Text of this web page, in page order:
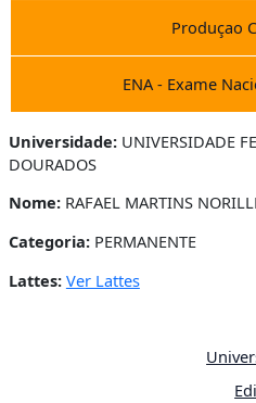
Produçao
ENA - Exame
Universidade:UNIVERSIDADE
DOURADOS
Nome:RAFAEL MARTINS
Categoria:PERMANENTE
Lattes: Ver Lattes